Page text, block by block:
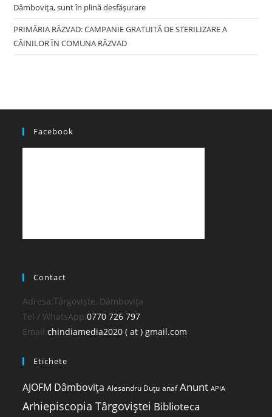
Dâmbovița, sunt în plină desfășurare
PRIMĂRIA RĂZVAD: CAMPANIE GRATUITĂ DE STERILIZARE A
CÂINILOR ÎN COMUNA RĂZVAD
Facebook
Contact
Adresa:Târgoviște, Dâmbovița
Tel / WhatsApp:0770 726 797Opens
in
Email:chindiamedia2020 ( at ) gmail.com
Etichete
AJOFM Dâmbovița Alesandru Duțu anaf Anunt APIA
Arhiepiscopia Târgoviștei Biblioteca